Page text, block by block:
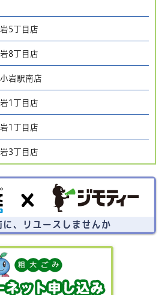
5丁目店
8丁目店
岩駅南店
1丁目店
1丁目店
3丁目店